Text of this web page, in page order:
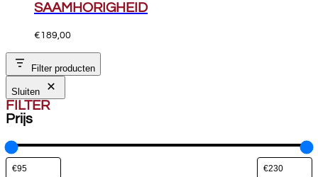
SAAMHORIGHEID
€189,00
Filter producten
Sluiten
FILTER
Prijs